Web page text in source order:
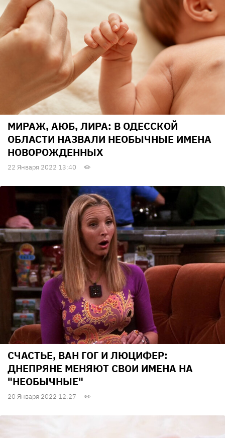
МИРАЖ, АЮБ, ЛИРА: В ОДЕССКОЙ
ОБЛАСТИ НАЗВАЛИ НЕОБЫЧНЫЕ ИМЕНА
НОВОРОЖДЕННЫХ
22 Января 2022 13:40
СЧАСТЬЕ, ВАН ГОГ И ЛЮЦИФЕР:
ДНЕПРЯНЕ МЕНЯЮТ СВОИ ИМЕНА НА
"НЕОБЫЧНЫЕ"
20 Января 2022 12:27